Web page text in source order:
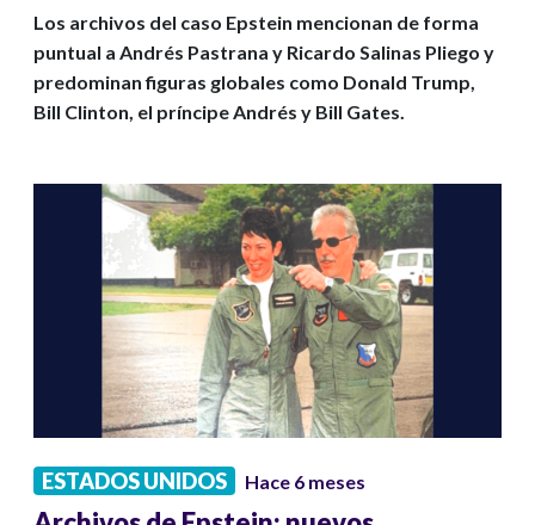
Los archivos del caso Epstein mencionan de forma
puntual a Andrés Pastrana y Ricardo Salinas Pliego y
predominan figuras globales como Donald Trump,
Bill Clinton, el príncipe Andrés y Bill Gates.
ESTADOS UNIDOS Hace 6 meses